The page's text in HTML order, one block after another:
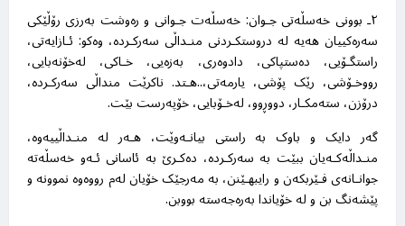
٢ـ بوونی خەسڵەتی جـوان: خەسڵەت جـوانی و رەوشت بەرزی رۆڵێکی
سەرەکییان هەیە لە دروستکـردنی منـداڵی سەرکـردە، وەکو: ئـازایەتی،
راستگـۆیی، دەستپاکی، دادوەری، بەزەیی، خـاکی، لەخۆنەبایی،
رووخـۆشی، رێک پۆشی، یارمەتی،..هـتد. ناکرێت منداڵی سەرکـردە،
درۆزن، ستەمکـار، دووڕوو، لەخـۆبایی، خۆپەرست بێت.
گەر دایک و باوک بە راستی بیانـەوێت، هـەر لە منـداڵییەوە،
منـداڵەکـەیان ببێت بە سەرکـردە، دەکـرێ بە ئاسانی ئـەو خەسڵەتە
جوانـانەی فـێربکەن و رایبهـێنن، بە مەرجێک خۆیان لەم رووەوە نموونە و
پێشەنگ بن و لە خۆیاندا بەرەجەستە بووبن.